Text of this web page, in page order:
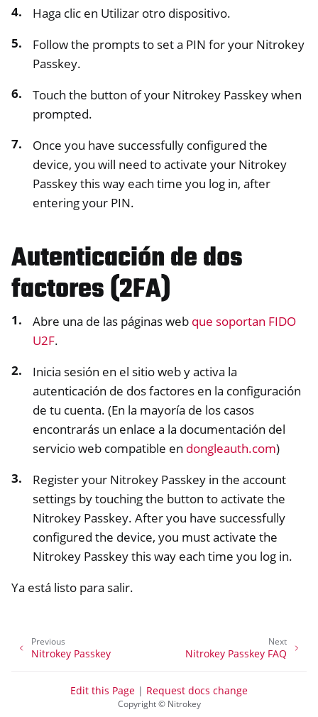
Haga clic en Utilizar otro dispositivo.
Follow the prompts to set a PIN for your Nitrokey
Passkey.
Touch the button of your Nitrokey Passkey when
prompted.
Once you have successfully configured the
device, you will need to activate your Nitrokey
Passkey this way each time you log in, after
entering your PIN.
Autenticación de dos
factores (2FA)
Abre una de las páginas web que soportan FIDO
U2F.
Inicia sesión en el sitio web y activa la
autenticación de dos factores en la configuración
de tu cuenta. (En la mayoría de los casos
encontrarás un enlace a la documentación del
servicio web compatible en dongleauth.com)
Register your Nitrokey Passkey in the account
settings by touching the button to activate the
Nitrokey Passkey. After you have successfully
configured the device, you must activate the
Nitrokey Passkey this way each time you log in.
Ya está listo para salir.
Next
Nitrokey Passkey FAQ
Previous
Nitrokey Passkey
Copyright © Nitrokey
Edit this Page | Request docs change